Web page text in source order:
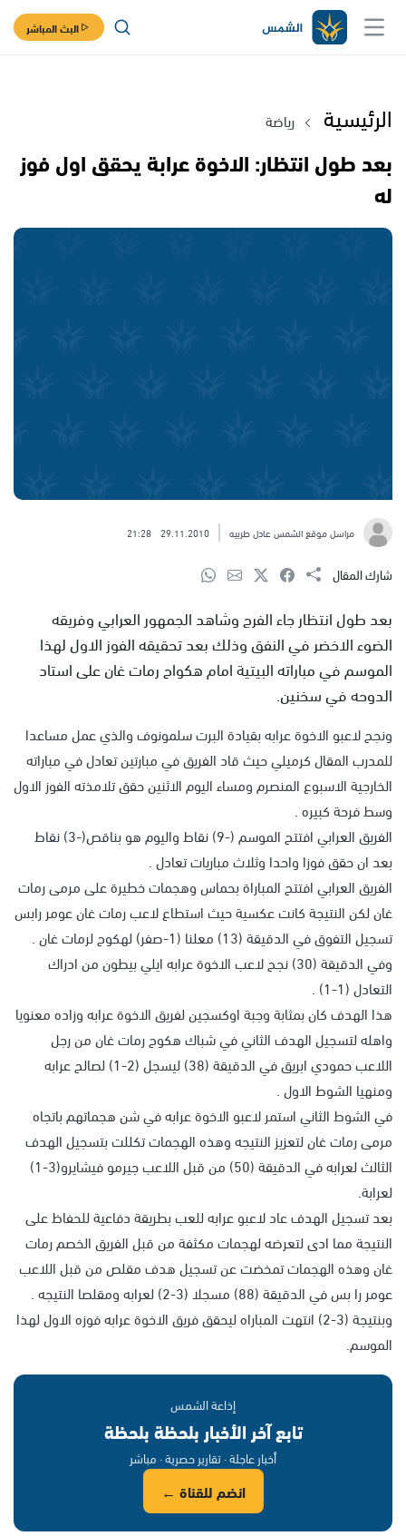
البث المباشر
الرئيسية رياضة
بعد طول انتظار: الاخوة عرابة يحقق اول فوز
له
مراسل موقع الشمس عادل طربيه 29.11.2010
21:28
شارك المقال
بعد طول انتظار جاء الفرج وشاهد الجمهور العرابي وفريقه
الضوء الاخضر في النفق وذلك بعد تحقيقه الفوز الاول لهذا
الموسم في مباراته البيتية امام هكواح رمات غان على استاد
الدوحه في سخنين.
ونجح لاعبو الاخوة عرابه بقيادة البرت سلمونوف والذي عمل مساعدا
للمدرب المقال كرميلي حيث قاد الفريق في مبارتين تعادل في مباراته
الخارجية الاسبوع المنصرم ومساء اليوم الاثنين حقق تلامذته الفوز الاول
وسط فرحة كبيره .
الفريق العرابي افتتح الموسم (-9) نقاط واليوم هو بناقص(-3) نقاط
بعد ان حقق فوزا واحدا وثلاث مباريات تعادل .
الفريق العرابي افتتح المباراة بحماس وهجمات خطيرة على مرمى رمات
غان لكن النتيجة كانت عكسية حيث استطاع لاعب رمات غان عومر رابس
تسجيل التفوق في الدقيقة (13) معلنا (1-صفر) لهكوح لرمات غان .
وفي الدقيقة (30) نجح لاعب الاخوة عرابه ايلي بيطون من ادراك
التعادل (1-1) .
هذا الهدف كان بمثابة وجبة اوكسجين لفريق الاخوة عرابه وزاده معنويا
واهله لتسجيل الهدف الثاني في شباك هكوح رمات غان من رجل
اللاعب حمودي ابريق في الدقيقة (38) ليسجل (2-1) لصالح عرابه
ومنهيا الشوط الاول .
في الشوط الثاني استمر لاعبو الاخوة عرابه في شن هجماتهم باتجاه
مرمى رمات غان لتعزيز النتيجه وهذه الهجمات تكللت بتسجيل الهدف
الثالث لعرابه في الدقيقة (50) من قبل اللاعب جيرمو فيشايرو(3-1)
لعرابة.
بعد تسجيل الهدف عاد لاعبو عرابه للعب بطريقة دفاعية للحفاظ على
النتيجة مما ادى لتعرضه لهجمات مكثفة من قبل الفريق الخصم رمات
غان وهذه الهجمات تمخضت عن تسجيل هدف مقلص من قبل اللاعب
عومر را بس في الدقيقة (88) مسجلا (3-2) لعرابه ومقلصا النتيجه .
وبنتيجة (3-2) انتهت المباراه ليحقق فريق الاخوة عرابه فوزه الاول لهذا
الموسم.
إذاعة الشمس
تابع آخر الأخبار بلحظة بلحظة
أخبار عاجلة · تقارير حصرية · مباشر
انضم للقناة ←